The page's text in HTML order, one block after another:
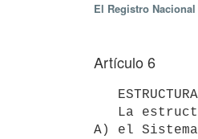
El Registro
Artículo 6
A) el